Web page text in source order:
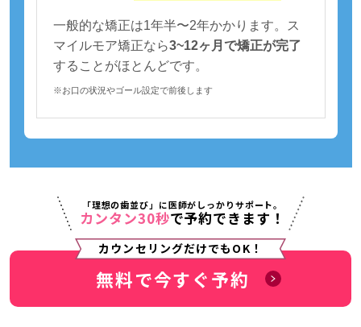
一般的な矯正は1年半〜2年かかります。ス
マイルモア矯正なら3~12ヶ月で矯正が完了
することがほとんどです。
※お口の状況やゴール設定で前後します
「理想の歯並び」に医師がしっかりサポート。
カンタン30秒で予約できます！
カウンセリングだけでもOK！
無料で今すぐ予約